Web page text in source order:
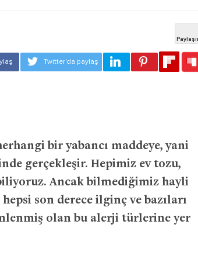
bir yabancı maddeye, yani
gerçekleşir. Hepimiz ev tozu,
Ancak bilmediğimiz hayli
son derece ilginç ve bazıları
olan bu alerji türlerine yer